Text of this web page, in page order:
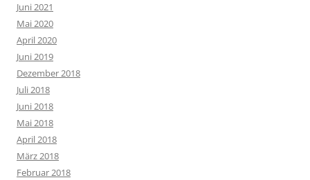
Juni 2021
Mai 2020
April 2020
Juni 2019
Dezember 2018
Juli 2018
Juni 2018
Mai 2018
April 2018
März 2018
Februar 2018